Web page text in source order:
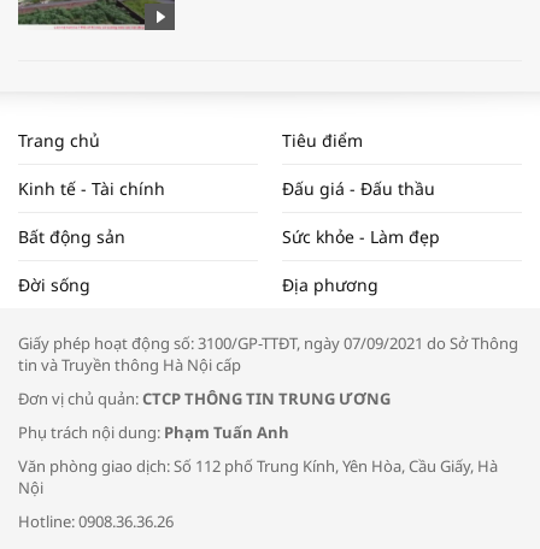
NAM NĂM 2024 VÀ NĂM 2025 | NHỊP
ĐẬP THỊ TRƯỜNG #62
Tọa đàm “Xúc tiến thương mại: Khơi
Bác sĩ tư vấn cách phòng tránh bệnh
đường hô hấp trong thời tiết giao mùa
Trang chủ Tiêu điểm
Kinh tế - Tài chính Đấu giá - Đấu thầu
Bất động sản Sức khỏe - Làm đẹp
Đời sống Địa phương
Giấy phép hoạt động số: 3100/GP-TTĐT, ngày 07/09/2021 do Sở Thông
tin và Truyền thông Hà Nội cấp
Đơn vị chủ quản:CTCP THÔNG TIN TRUNG ƯƠNG
Phụ trách nội dung: Phạm Tuấn Anh
Văn phòng giao dịch: Số 112 phố Trung Kính, Yên Hòa, Cầu Giấy, Hà
Nội
Hotline: 0908.36.36.26